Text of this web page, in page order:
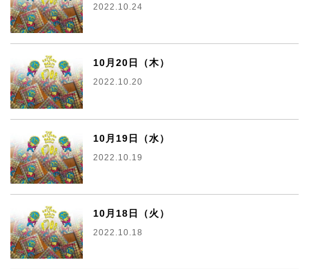
2022.10.24
10月20日（木）
2022.10.20
10月19日（水）
2022.10.19
10月18日（火）
2022.10.18